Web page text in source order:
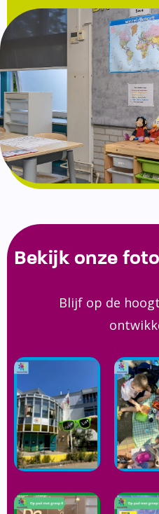
Bekijk onze
Blijf op de